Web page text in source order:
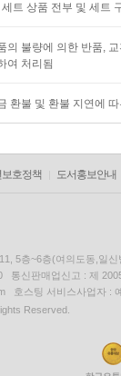
세트 상품 전부 및 세트
의 불량에 의한 반품,
여 처리됨
환불 및 환불 지연에
호정책 도서홍보안내
5층~6층(여의도동,일신
통신판매업신고 : 제
호스팅 서비스사업자 :
Reserved.